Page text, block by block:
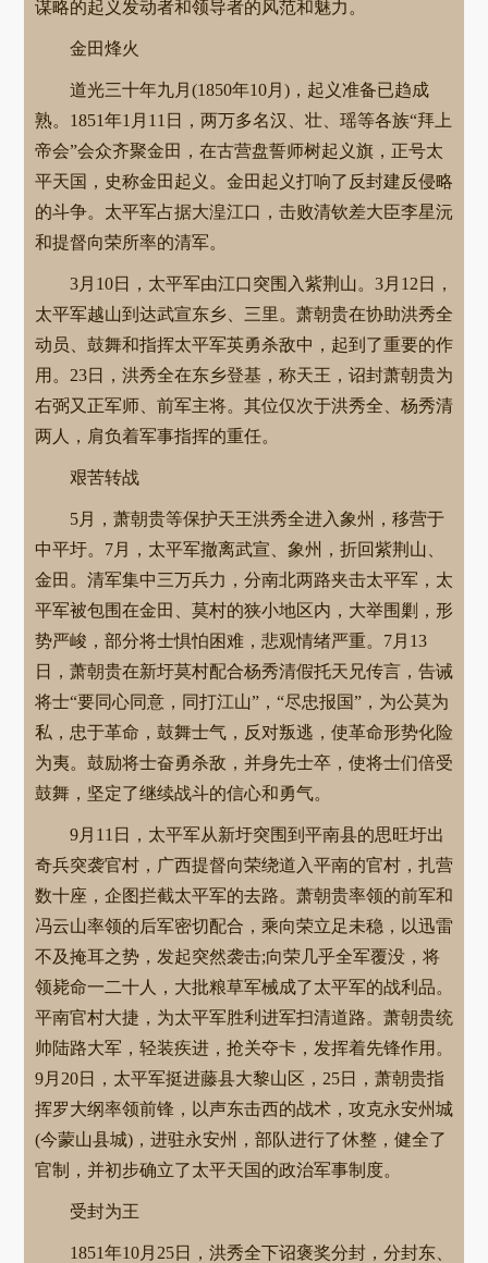
谋略的起义发动者和领导者的风范和魅力。
金田烽火
道光三十年九月(1850年10月)，起义准备已趋成
熟。1851年1月11日，两万多名汉、壮、瑶等各族“拜上
帝会”会众齐聚金田，在古营盘誓师树起义旗，正号太
平天国，史称金田起义。金田起义打响了反封建反侵略
的斗争。太平军占据大湟江口，击败清钦差大臣李星沅
和提督向荣所率的清军。
3月10日，太平军由江口突围入紫荆山。3月12日，
太平军越山到达武宣东乡、三里。萧朝贵在协助洪秀全
动员、鼓舞和指挥太平军英勇杀敌中，起到了重要的作
用。23日，洪秀全在东乡登基，称天王，诏封萧朝贵为
右弼又正军师、前军主将。其位仅次于洪秀全、杨秀清
两人，肩负着军事指挥的重任。
艰苦转战
5月，萧朝贵等保护天王洪秀全进入象州，移营于
中平圩。7月，太平军撤离武宣、象州，折回紫荆山、
金田。清军集中三万兵力，分南北两路夹击太平军，太
平军被包围在金田、莫村的狭小地区内，大举围剿，形
势严峻，部分将士惧怕困难，悲观情绪严重。7月13
日，萧朝贵在新圩莫村配合杨秀清假托天兄传言，告诫
将士“要同心同意，同打江山”，“尽忠报国”，为公莫为
私，忠于革命，鼓舞士气，反对叛逃，使革命形势化险
为夷。鼓励将士奋勇杀敌，并身先士卒，使将士们倍受
鼓舞，坚定了继续战斗的信心和勇气。
9月11日，太平军从新圩突围到平南县的思旺圩出
奇兵突袭官村，广西提督向荣绕道入平南的官村，扎营
数十座，企图拦截太平军的去路。萧朝贵率领的前军和
冯云山率领的后军密切配合，乘向荣立足未稳，以迅雷
不及掩耳之势，发起突然袭击;向荣几乎全军覆没，将
领毙命一二十人，大批粮草军械成了太平军的战利品。
平南官村大捷，为太平军胜利进军扫清道路。萧朝贵统
帅陆路大军，轻装疾进，抢关夺卡，发挥着先锋作用。
9月20日，太平军挺进藤县大黎山区，25日，萧朝贵指
挥罗大纲率领前锋，以声东击西的战术，攻克永安州城
(今蒙山县城)，进驻永安州，部队进行了休整，健全了
官制，并初步确立了太平天国的政治军事制度。
受封为王
1851年10月25日，洪秀全下诏褒奖分封，分封东、